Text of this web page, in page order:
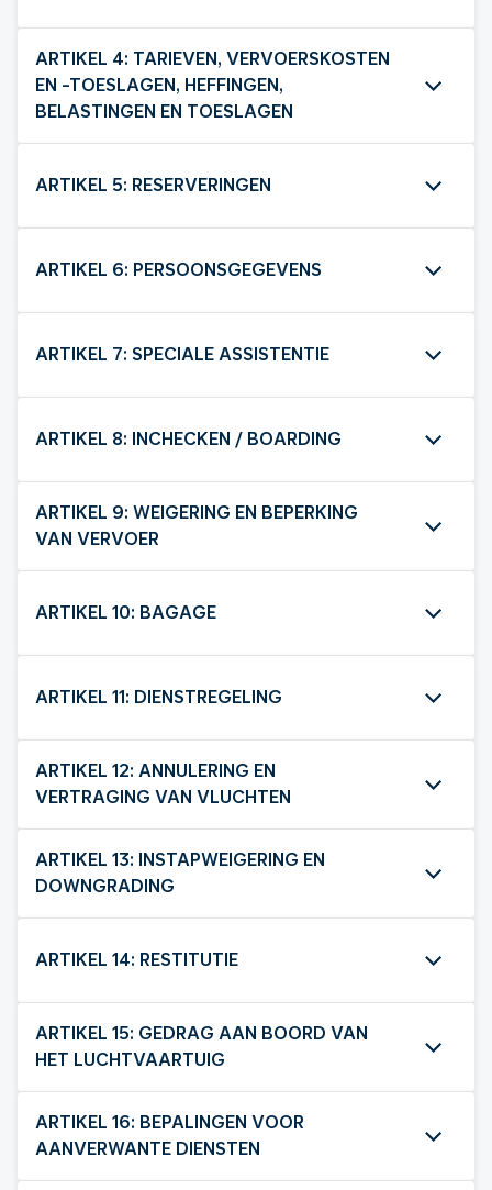
ARTIKEL 4: TARIEVEN, VERVOERSKOSTEN
EN -TOESLAGEN, HEFFINGEN,
BELASTINGEN EN TOESLAGEN
ARTIKEL 5: RESERVERINGEN
ARTIKEL 6: PERSOONSGEGEVENS
ARTIKEL 7: SPECIALE ASSISTENTIE
ARTIKEL 8: INCHECKEN / BOARDING
ARTIKEL 9: WEIGERING EN BEPERKING
VAN VERVOER
ARTIKEL 10: BAGAGE
ARTIKEL 11: DIENSTREGELING
ARTIKEL 12: ANNULERING EN
VERTRAGING VAN VLUCHTEN
ARTIKEL 13: INSTAPWEIGERING EN
DOWNGRADING
ARTIKEL 14: RESTITUTIE
ARTIKEL 15: GEDRAG AAN BOORD VAN
HET LUCHTVAARTUIG
ARTIKEL 16: BEPALINGEN VOOR
AANVERWANTE DIENSTEN